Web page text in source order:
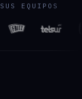
EQUIPOS